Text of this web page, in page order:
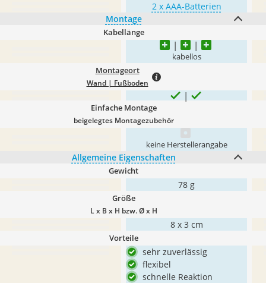
2 x AAA-Batterien
Montage
Kabellänge
kabellos
Montageort
Wand | Fußboden
Einfache Montage
beigelegtes Montagezubehör
keine Herstellerangabe
Allgemeine Eigenschaften
Gewicht
78 g
Größe
L x B x H bzw. Ø x H
8 x 3 cm
Vorteile
sehr zuverlässig
flexibel
schnelle Reaktion